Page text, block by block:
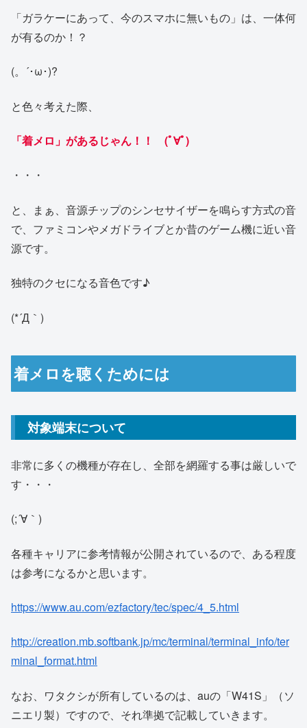
「ガラケーにあって、今のスマホに無いもの」は、一体何
が有るのか！？
(。´･ω･)?
と色々考えた際、
「着メロ」があるじゃん！！ (ﾟ∀ﾟ)
・・・
と、まぁ、音源チップのシンセサイザーを鳴らす方式の音
で、ファミコンやメガドライブとか昔のゲーム機に近い音
源です。
独特のクセになる音色です♪
(*´Д｀)
着メロを聴くためには
対象端末について
非常に多くの機種が存在し、全部を網羅する事は厳しいで
す・・・
(;´∀｀)
各種キャリアに参考情報が公開されているので、ある程度
は参考になるかと思います。
https://www.au.com/ezfactory/tec/spec/4_5.html
http://creation.mb.softbank.jp/mc/terminal/terminal_info/ter
minal_format.html
なお、ワタクシが所有しているのは、auの「W41S」（ソ
ニエリ製）ですので、それ準拠で記載していきます。